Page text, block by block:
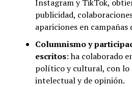
Instagram y TikTok,
publicidad,
apariciones en campañas
Columnismo y
escritos: ha colaborado
político y cultural, con lo
intelectual y de opinión.